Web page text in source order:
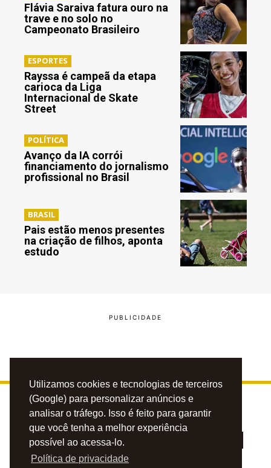
Utilizamos cookies e tecnologias de terceiros
(Google) para personalizar anúncios e
analisar o tráfego. Isso é feito para garantir
que você tenha a melhor experiência
possível ao acessa-lo.
Política de privacidade
Flávia Saraiva fatura ouro na
trave e no solo no
Campeonato Brasileiro
ESPORTES
Rayssa é campeã da etapa
carioca da Liga
Internacional de Skate
Street
POLÍTICA
Avanço da IA corrói
financiamento do jornalismo
profissional no Brasil
BRASIL
Pais estão menos presentes
na criação de filhos, aponta
estudo